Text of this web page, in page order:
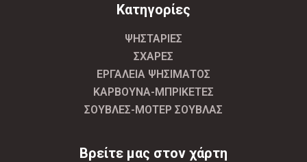
Κατηγορίες
ΨΗΣΤΑΡΙΕΣ
ΣΧΑΡΕΣ
ΕΡΓΑΛΕΙΑ ΨΗΣΙΜΑΤΟΣ
ΚΑΡΒΟΥΝΑ-ΜΠΡΙΚΕΤΕΣ
ΣΟΥΒΛΕΣ-ΜΟΤΕΡ ΣΟΥΒΛΑΣ
Βρείτε μας στον χάρτη